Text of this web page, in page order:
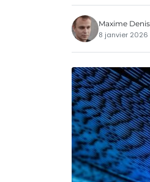
Maxime Denis
8 janvier 2026